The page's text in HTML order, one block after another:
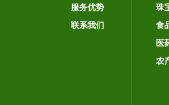
服务优势
联系我们
珠
食
医
农